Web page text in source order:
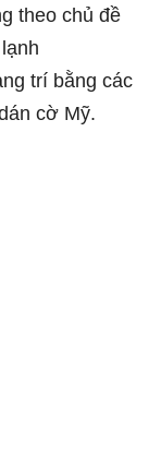
theo chủ đề
trí bằng các
cờ Mỹ.